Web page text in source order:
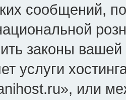
сообщений,
законы
услуги
или